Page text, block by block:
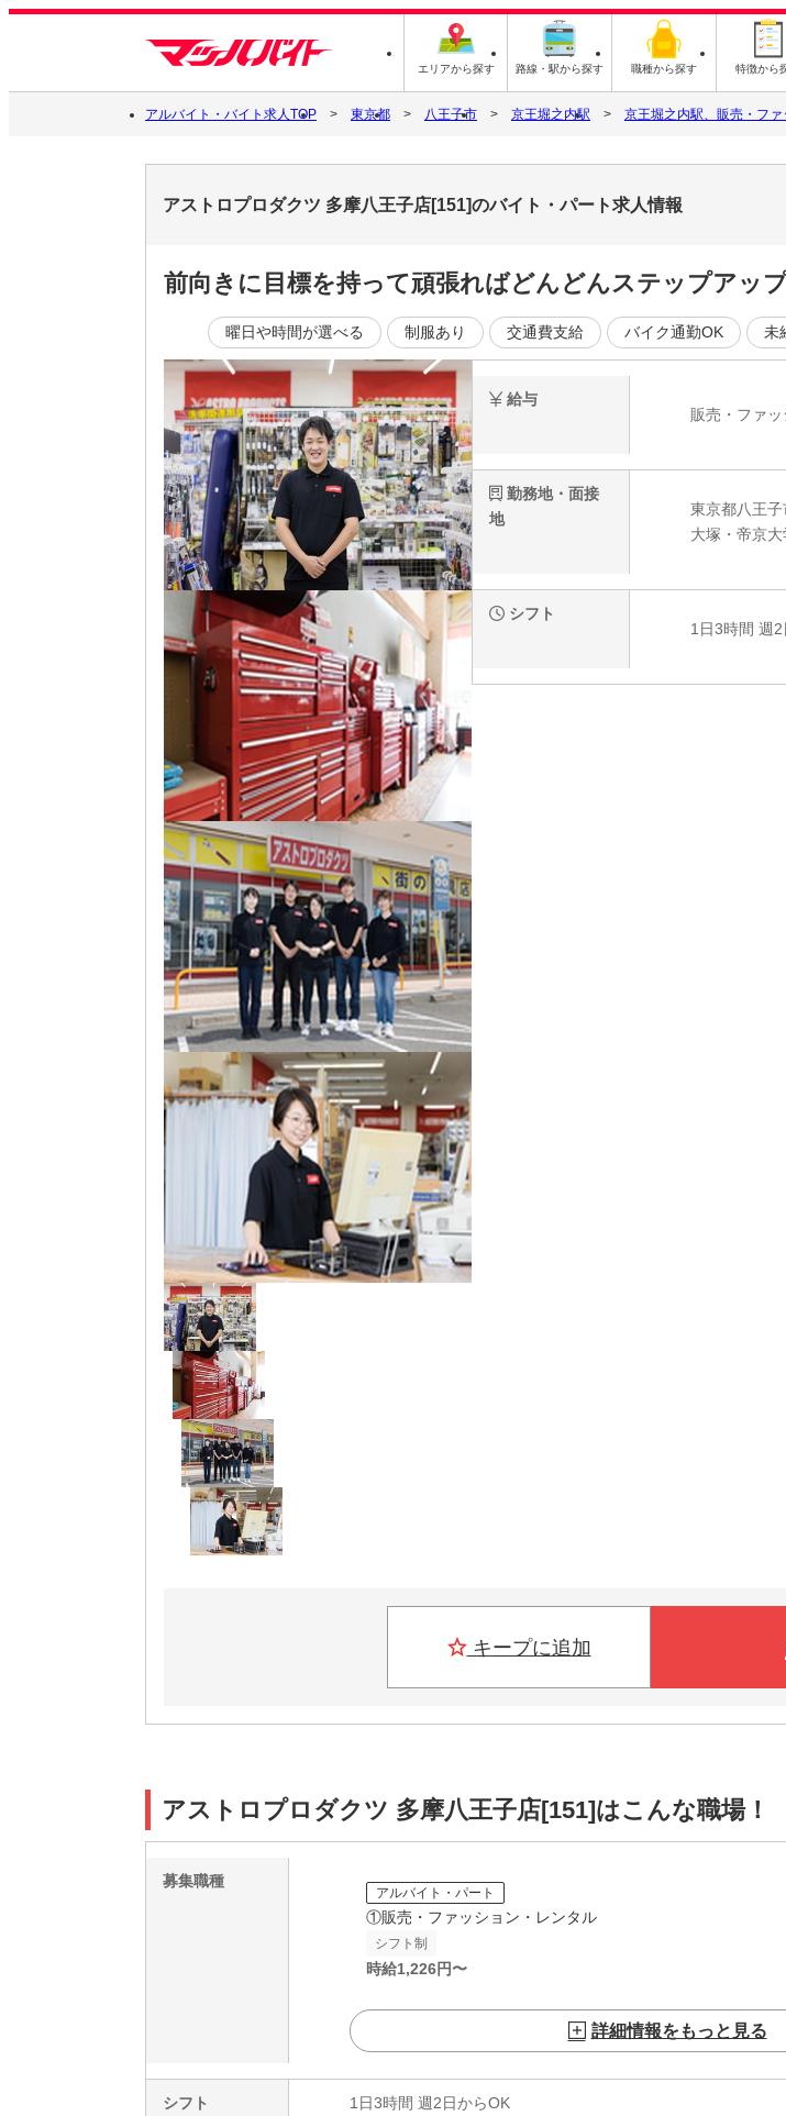
エリアから探す 路線・駅から探す 職種から探す 特徴から
アルバイト・バイト求人TOP 東京都 八王子市 京王堀之内駅 京王堀之内駅、販売・フ
アストロプロダクツ 多摩八王子店[151]のバイト・パート求人情報
前向きに目標を持って頑張ればどんどんステップアッ
曜日や時間が選べる 制服あり 交通費支給 バイク通勤OK 未
給与
販売・ファッ
勤務地・面接
地
東京都八王
大塚・帝京
シフト
1日3時間 週
キープに追加
アストロプロダクツ 多摩八王子店[151]はこんな職場！
募集職種
アルバイト・パート
①販売・ファッション・レンタル
シフト制
時給1,226円〜
詳細情報をもっと見る
シフト
1日3時間 週2日からOK